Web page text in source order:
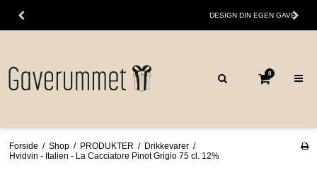
DESIGN DIN EGEN GAVE
0
Forside / Shop / PRODUKTER / Drikkevarer /
Hvidvin - Italien - La Cacciatore Pinot Grigio 75 cl. 12%